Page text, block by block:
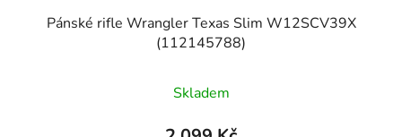
Pánské rifle Wrangler Texas Slim W12SCV39X
(112145788)
Skladem